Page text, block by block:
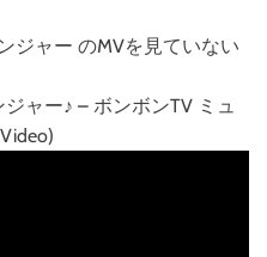
ジャー のMVを見ていない
ャー♪ – ボンボンTV ミュ